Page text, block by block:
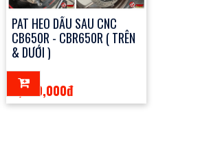
PAT HEO DẦU SAU CNC
CB650R - CBR650R ( TRÊN
& DƯỚI )
2,950,000đ